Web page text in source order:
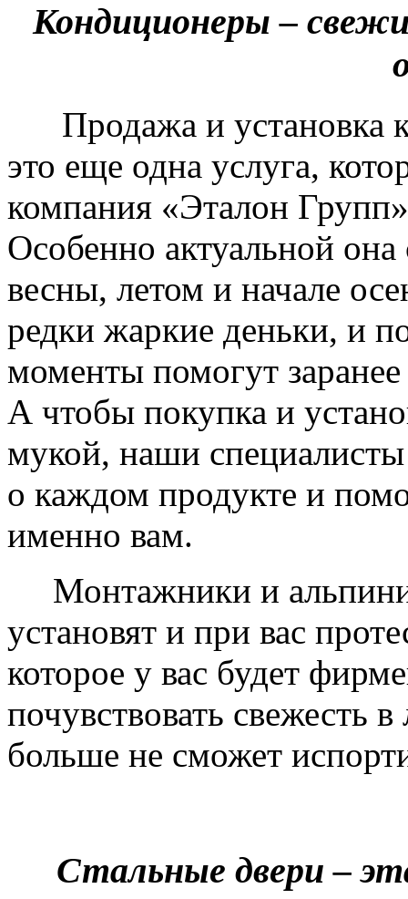
Кондиционеры –
Продажа и установка
это еще одна услуга,
компания «Эталон
Особенно актуальной она
весны, летом и начале
редки жаркие деньки, и
моменты помогут
А чтобы покупка и
мукой, наши специалисты
о каждом продукте и
именно вам.
Монтажники и
установят и при вас
которое у вас будет
почувствовать свежесть
больше не сможет
Стальные двери –